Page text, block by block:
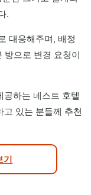
.
대응해주며, 배정
방으로 변경 요청이
하는 네스트 호텔
있는 분들께 추천
기